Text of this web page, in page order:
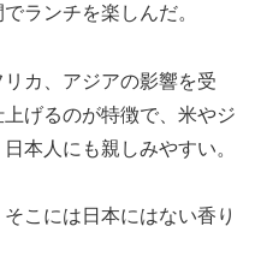
ランチを楽しんだ。
カ、アジアの影響を受
げるのが特徴で、米やジ
本人にも親しみやすい。
こには日本にはない香り